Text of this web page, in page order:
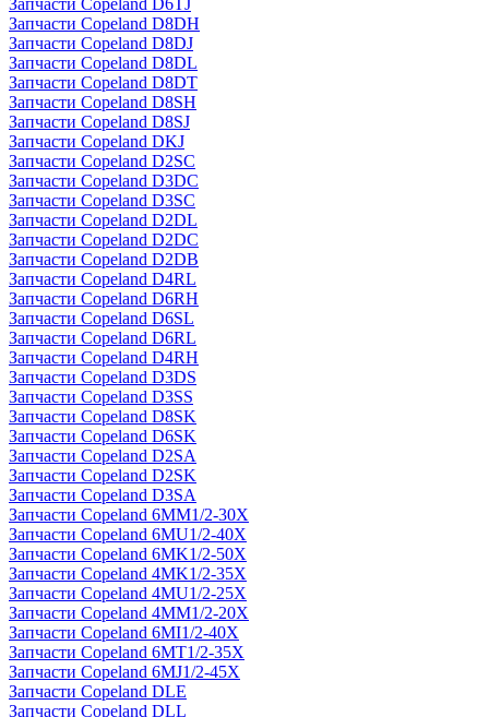
Запчасти Copeland D6TJ
Запчасти Copeland D8DH
Запчасти Copeland D8DJ
Запчасти Copeland D8DL
Запчасти Copeland D8DT
Запчасти Copeland D8SH
Запчасти Copeland D8SJ
Запчасти Copeland DKJ
Запчасти Copeland D2SC
Запчасти Copeland D3DC
Запчасти Copeland D3SC
Запчасти Copeland D2DL
Запчасти Copeland D2DC
Запчасти Copeland D2DB
Запчасти Copeland D4RL
Запчасти Copeland D6RH
Запчасти Copeland D6SL
Запчасти Copeland D6RL
Запчасти Copeland D4RH
Запчасти Copeland D3DS
Запчасти Copeland D3SS
Запчасти Copeland D8SK
Запчасти Copeland D6SK
Запчасти Copeland D2SA
Запчасти Copeland D2SK
Запчасти Copeland D3SA
Запчасти Copeland 6MM1/2-30X
Запчасти Copeland 6MU1/2-40X
Запчасти Copeland 6MK1/2-50X
Запчасти Copeland 4MK1/2-35X
Запчасти Copeland 4MU1/2-25X
Запчасти Copeland 4MM1/2-20X
Запчасти Copeland 6MI1/2-40X
Запчасти Copeland 6MT1/2-35X
Запчасти Copeland 6MJ1/2-45X
Запчасти Copeland DLE
Запчасти Copeland DLL